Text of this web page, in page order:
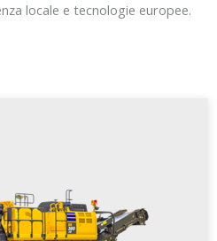
locale e tecnologie europee.